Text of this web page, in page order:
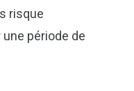
risque
période de
que les
dans le cadre de ma
et ne